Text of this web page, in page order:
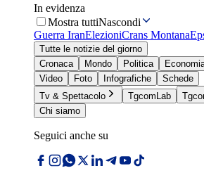
In evidenza
Mostra tuttiNascondi
Guerra IranElezioniCrans Montana
Tutte le notizie del giorno
Cronaca
Mondo Politica
Video
Foto Infografiche
Schede
Tv & Spettacolo
TgcomLab
Chi siamo
Seguici anche su